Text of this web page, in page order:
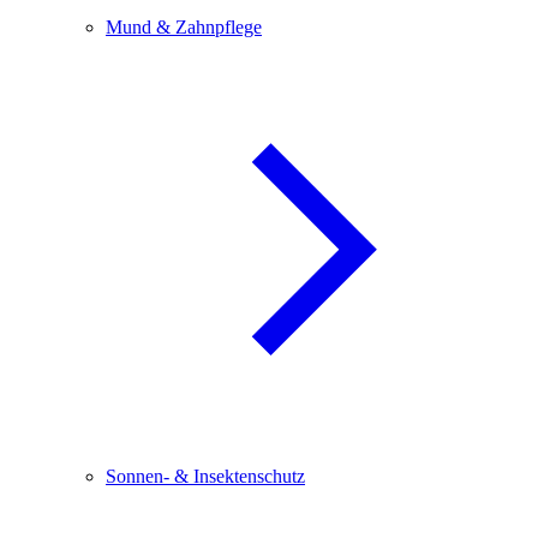
Mund & Zahnpflege
Sonnen- & Insektenschutz